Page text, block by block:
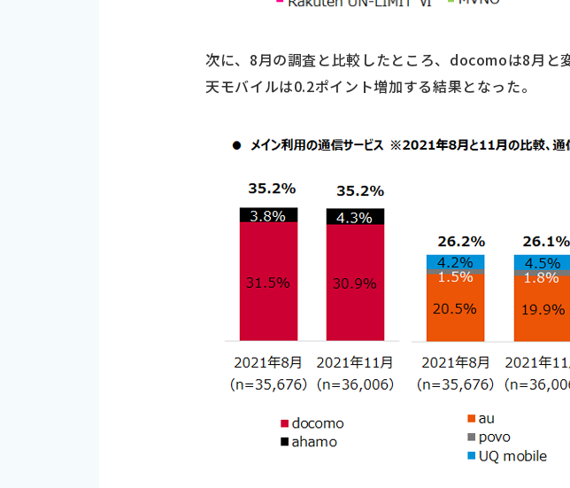
次に、8月の調査と比較したところ、docomoは8月
天モバイルは0.2ポイント増加する結果となった。